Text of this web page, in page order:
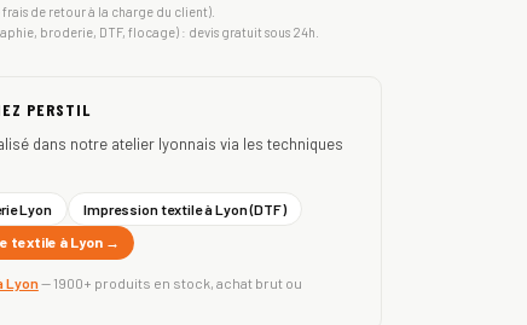
frais de retour à la charge du client).
broderie, DTF, flocage) : devis gratuit sous 24h.
PERSTIL
dans notre atelier lyonnais via les techniques
Lyon
Impression textile à Lyon (DTF)
textile à Lyon →
Lyon— 1900+ produits en stock, achat brut ou